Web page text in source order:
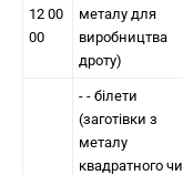
12 00
00
металу для
виробництва
дроту)
- - білети
(заготівки з
металу
квадратного чи